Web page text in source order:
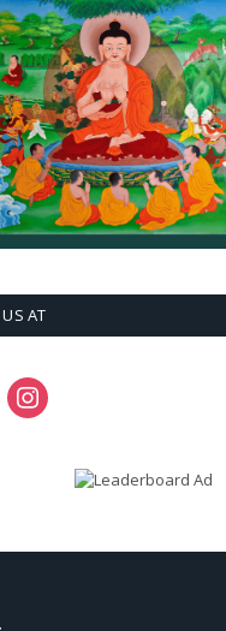
AT
instagram